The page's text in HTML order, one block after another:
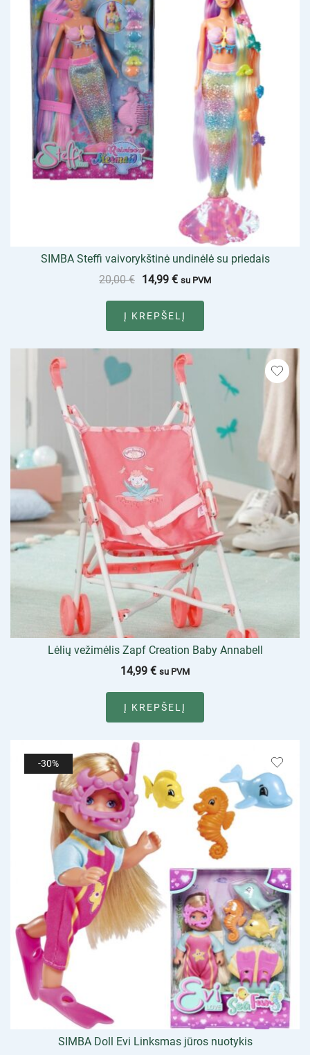
SIMBA Steffi vaivorykštinė undinėlė su priedais
20,00€ 14,99 € su PVM
Į KREPŠELĮ
Lėlių vežimėlis Zapf Creation Baby Annabell
14,99 € su PVM
Į KREPŠELĮ
-30%
SIMBA Doll Evi Linksmas jūros nuotykis